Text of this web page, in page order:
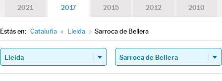
2021 2017 2015 2012 2010
Estás en: Cataluña » Lleida » Sarroca de Bellera